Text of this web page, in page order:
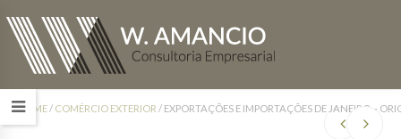
HOME/ COMÉRCIO EXTERIOR / EXPORTAÇÕES E IMPORTAÇÕES DE JANEIRO –